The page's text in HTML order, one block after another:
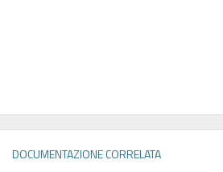
DOCUMENTAZIONE CORRELATA